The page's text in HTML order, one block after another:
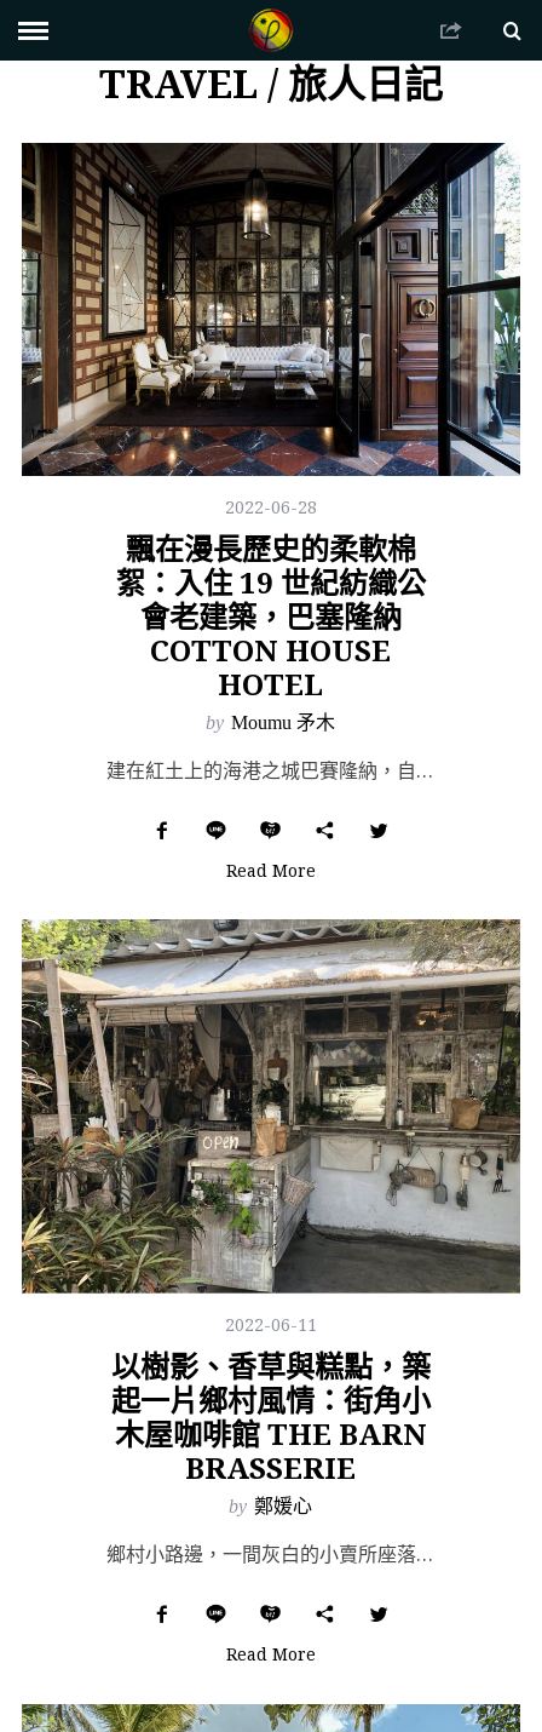
TRAVEL / 旅人日記
2022-06-28
飄在漫長歷史的柔軟棉
絮：入住 19 世紀紡織公
會老建築，巴塞隆納
COTTON HOUSE
HOTEL
by Moumu 矛木
建在紅土上的海港之城巴賽隆納，自古羅馬時期開始便是經濟貿易中心，她是西班牙國民作家伊德方索．法康尼斯...
Read More
2022-06-11
以樹影、香草與糕點，築
起一片鄉村風情：街角小
木屋咖啡館 THE BARN
BRASSERIE
by 鄭媛心
鄉村小路邊，一間灰白的小賣所座落在偌大的庭院裡，櫥窗內的甜點各個別緻而搶眼，與老舊田園風格的建築形成...
Read More